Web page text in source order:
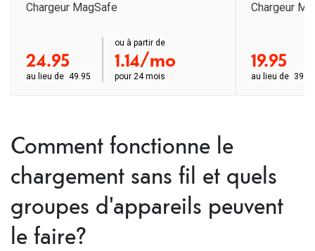
Chargeur MagSafe
24.95
au lieu de 49.95
ou à partir de
1.14/mo
pour 24 mois
Chargeur
19.95
au lieu de
Comment fonctionne le
chargement sans fil et quels
groupes d'appareils peuvent
le faire?